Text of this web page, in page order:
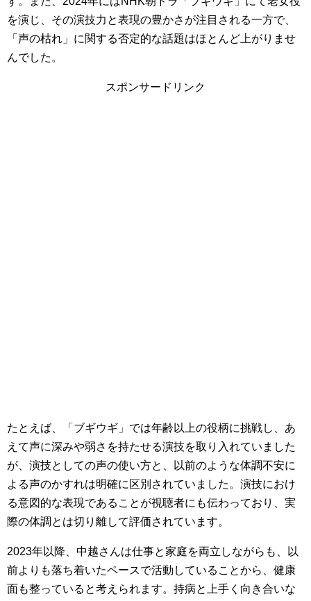
を演じ、その演技力と表現の豊かさが注目される一方で、
「声の枯れ」に関する否定的な話題はほとんど上がりませ
んでした。
スポンサードリンク
たとえば、「ブギウギ」では年齢以上の役柄に挑戦し、あ
えて声に深みや弱さを持たせる演技を取り入れていました
が、演技としての声の使い方と、以前のような体調不安に
よる声のかすれは明確に区別されていました。演技におけ
る意図的な表現であることが視聴者にも伝わっており、実
際の体調とは切り離して評価されています。
2023年以降、中越さんは仕事と家庭を両立しながらも、以
前よりも落ち着いたペースで活動していることから、健康
面も整っていると考えられます。持病と上手く向き合いな